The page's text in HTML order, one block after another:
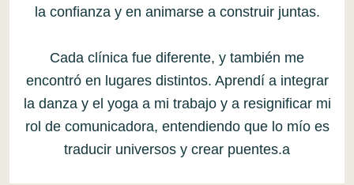
la confianza y en animarse a construir juntas.
Cada clínica fue diferente, y también me
encontró en lugares distintos. Aprendí a integrar
la danza y el yoga a mi trabajo y a resignificar mi
rol de comunicadora, entendiendo que lo mío es
traducir universos y crear puentes.a